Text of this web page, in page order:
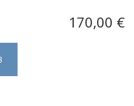
170,00 €